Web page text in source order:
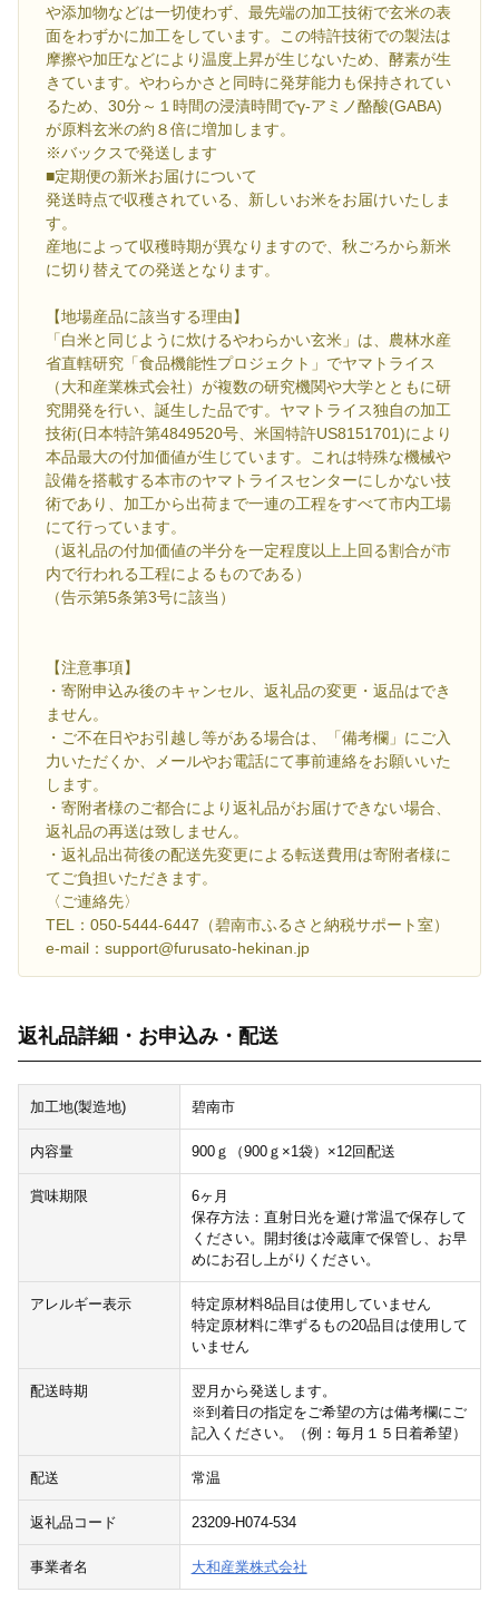
や添加物などは一切使わず、最先端の加工技術で玄米の表
面をわずかに加工をしています。この特許技術での製法は
摩擦や加圧などにより温度上昇が生じないため、酵素が生
きています。やわらかさと同時に発芽能力も保持されてい
るため、30分～１時間の浸漬時間でγ-アミノ酪酸(GABA)
が原料玄米の約８倍に増加します。
※バックスで発送します
■定期便の新米お届けについて
発送時点で収穫されている、新しいお米をお届けいたしま
す。
産地によって収穫時期が異なりますので、秋ごろから新米
に切り替えての発送となります。
【地場産品に該当する理由】
「白米と同じように炊けるやわらかい玄米」は、農林水産
省直轄研究「食品機能性プロジェクト」でヤマトライス
（大和産業株式会社）が複数の研究機関や大学とともに研
究開発を行い、誕生した品です。ヤマトライス独自の加工
技術(日本特許第4849520号、米国特許US8151701)により
本品最大の付加価値が生じています。これは特殊な機械や
設備を搭載する本市のヤマトライスセンターにしかない技
術であり、加工から出荷まで一連の工程をすべて市内工場
にて行っています。
（返礼品の付加価値の半分を一定程度以上上回る割合が市
内で行われる工程によるものである）
（告示第5条第3号に該当）
【注意事項】
・寄附申込み後のキャンセル、返礼品の変更・返品はでき
ません。
・ご不在日やお引越し等がある場合は、「備考欄」にご入
力いただくか、メールやお電話にて事前連絡をお願いいた
します。
・寄附者様のご都合により返礼品がお届けできない場合、
返礼品の再送は致しません。
・返礼品出荷後の配送先変更による転送費用は寄附者様に
てご負担いただきます。
〈ご連絡先〉
TEL：050-5444-6447（碧南市ふるさと納税サポート室）
e-mail：support@furusato-hekinan.jp
返礼品詳細・お申込み・配送
加工地(製造地) 碧南市
内容量 900ｇ（900ｇ×1袋）×12回配送
賞味期限
6ヶ月
保存方法：直射日光を避け常温で保存して
ください。開封後は冷蔵庫で保管し、お早
めにお召し上がりください。
アレルギー表示
特定原材料8品目は使用していません
特定原材料に準ずるもの20品目は使用して
いません
配送時期
翌月から発送します。
※到着日の指定をご希望の方は備考欄にご
記入ください。（例：毎月１５日着希望）
配送 常温
返礼品コード 23209-H074-534
事業者名 大和産業株式会社